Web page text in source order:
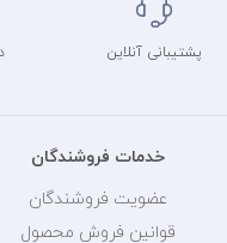
پشتیبانی آنلاین
خدمات فروشندگان
عضویت فروشندگان
قوانین فروش محصول